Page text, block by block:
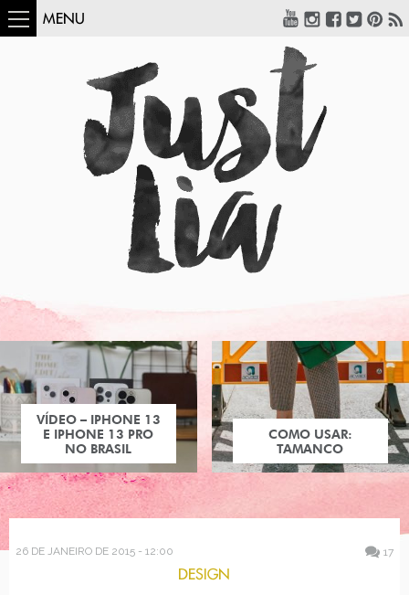
MENU
COMO USAR:
TAMANCO
26 DE JANEIRO DE 2015 - 12:00 17
DESIGN